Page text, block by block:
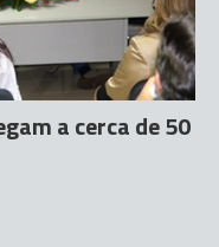
a cerca de 50